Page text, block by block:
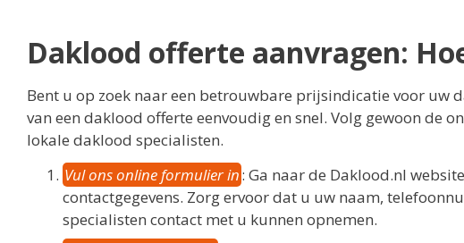
Daklood offerte aanvragen:
Bent u op zoek naar een betrouwbare prijsindicatie voor uw
van een daklood offerte eenvoudig en snel. Volg gewoon de
lokale daklood specialisten.
Vul ons online formulier in: Ga naar de Daklood.nl
contactgegevens. Zorg ervoor dat u uw naam,
specialisten contact met u kunnen opnemen.